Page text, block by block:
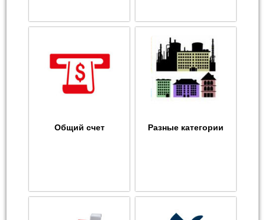
Общий счет Разные категории